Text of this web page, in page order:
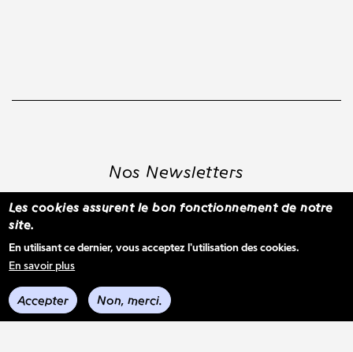
Nos Newsletters
Voir les derniers envois
Les cookies assurent le bon fonctionnement de notre
site.
En utilisant ce dernier, vous acceptez l'utilisation des cookies.
En savoir plus
Accepter Non, merci.